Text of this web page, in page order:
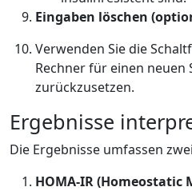
Eingaben löschen
Verwenden Sie die
Rechner für einen neuen
zurückzusetzen.
Ergebnisse
Die Ergebnisse umfassen
HOMA-IR (Homeostatic